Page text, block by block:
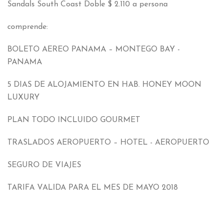
Sandals South Coast Doble $ 2.110 a persona
comprende:
BOLETO AEREO PANAMA – MONTEGO BAY -
PANAMA
5 DIAS DE ALOJAMIENTO EN HAB. HONEY MOON
LUXURY
PLAN TODO INCLUIDO GOURMET
TRASLADOS AEROPUERTO – HOTEL - AEROPUERTO
SEGURO DE VIAJES
TARIFA VALIDA PARA EL MES DE MAYO 2018